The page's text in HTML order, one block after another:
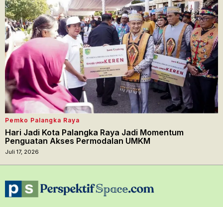
Pemko Palangka Raya
Hari Jadi Kota Palangka Raya Jadi Momentum
Penguatan Akses Permodalan UMKM
Juli 17, 2026